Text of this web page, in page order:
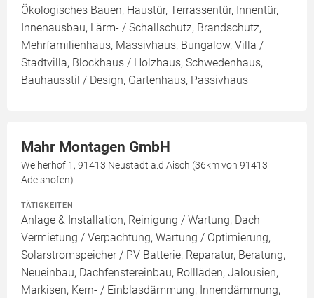
Ökologisches Bauen, Haustür, Terrassentür, Innentür,
Innenausbau, Lärm- / Schallschutz, Brandschutz,
Mehrfamilienhaus, Massivhaus, Bungalow, Villa /
Stadtvilla, Blockhaus / Holzhaus, Schwedenhaus,
Bauhausstil / Design, Gartenhaus, Passivhaus
Mahr Montagen GmbH
Weiherhof 1, 91413 Neustadt a.d.Aisch (36km von 91413
Adelshofen)
TÄTIGKEITEN
Anlage & Installation, Reinigung / Wartung, Dach
Vermietung / Verpachtung, Wartung / Optimierung,
Solarstromspeicher / PV Batterie, Reparatur, Beratung,
Neueinbau, Dachfenstereinbau, Rollläden, Jalousien,
Markisen, Kern- / Einblasdämmung, Innendämmung,